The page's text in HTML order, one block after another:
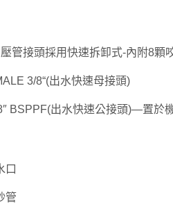
管接頭採用快速拆卸式-內附8顆
3/8“(出水快速母接頭)
BSPPF(出水快速公接頭)—置於
口
管